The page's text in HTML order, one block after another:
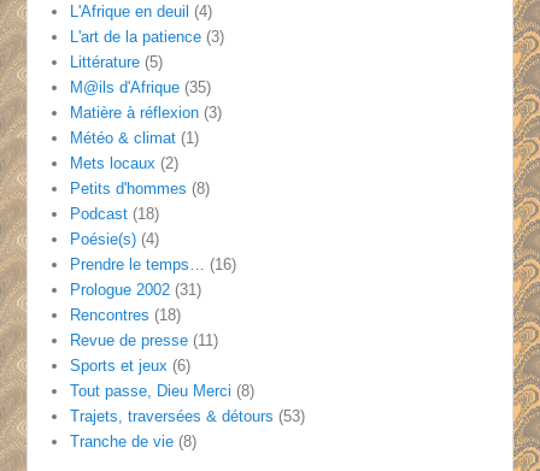
L'Afrique en deuil (4)
L'art de la patience (3)
Littérature (5)
M@ils d'Afrique (35)
Matière à réflexion (3)
Météo & climat (1)
Mets locaux (2)
Petits d'hommes (8)
Podcast (18)
Poésie(s) (4)
Prendre le temps…
(16)
Prologue 2002 (31)
Rencontres (18)
Revue de presse (11)
Sports et jeux (6)
Tout passe, Dieu Merci (8)
Trajets, traversées & détours (53)
Tranche de vie (8)